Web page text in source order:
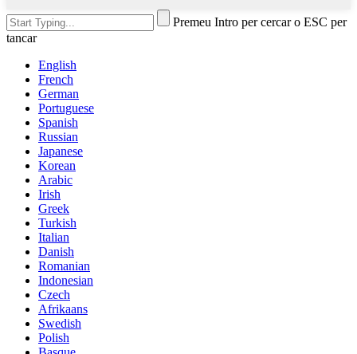
Premeu Intro per cercar o ESC per
tancar
English
French
German
Portuguese
Spanish
Russian
Japanese
Korean
Arabic
Irish
Greek
Turkish
Italian
Danish
Romanian
Indonesian
Czech
Afrikaans
Swedish
Polish